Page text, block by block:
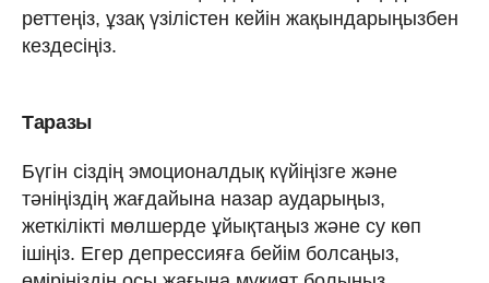
реттеңіз, ұзақ үзілістен кейін жақындарыңызбен
кездесіңіз.
Таразы
Бүгін сіздің эмоционалдық күйіңізге және
тәніңіздің жағдайына назар аударыңыз,
жеткілікті мөлшерде ұйықтаңыз және су көп
ішіңіз. Егер депрессияға бейім болсаңыз,